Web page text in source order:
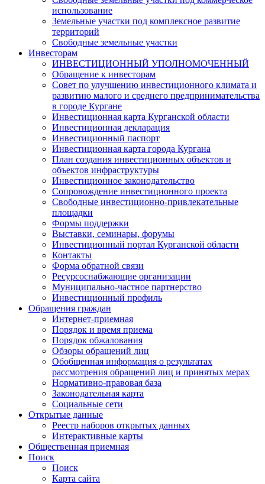
использование
Земельные участки под комплексное развитие
территорий
Свободные земельные участки
Инвесторам
ИНВЕСТИЦИОННЫЙ УПОЛНОМОЧЕННЫЙ
Обращение к инвесторам
Совет по улучшению инвестиционного климата и
развитию малого и среднего предпринимательства
в городе Кургане
Инвестиционная карта Курганской области
Инвестиционная декларация
Инвестиционный паспорт
Инвестиционная карта города Кургана
План создания инвестиционных объектов и
объектов инфраструктуры
Инвестиционное законодательство
Сопровождение инвестиционного проекта
Свободные инвестиционно-привлекательные
площадки
Формы поддержки
Выставки, семинары, форумы
Инвестиционный портал Курганской области
Контакты
Форма обратной связи
Ресурсоснабжающие организации
Муниципально-частное партнерство
Инвестиционный профиль
Обращения граждан
Интернет-приемная
Порядок и время приема
Порядок обжалования
Обзоры обращений лиц
Обобщенная информация о результатах
рассмотрения обращений лиц и принятых мерах
Нормативно-правовая база
Законодательная карта
Социальные сети
Открытые данные
Реестр наборов открытых данных
Интерактивные карты
Общественная приемная
Поиск
Поиск
Карта сайта